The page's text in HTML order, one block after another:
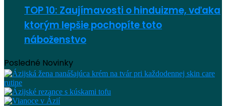
TOP 10: Zaujímavosti o hinduizme, vďaka
ktorým lepšie pochopíte toto
náboženstvo
Posledné Novinky